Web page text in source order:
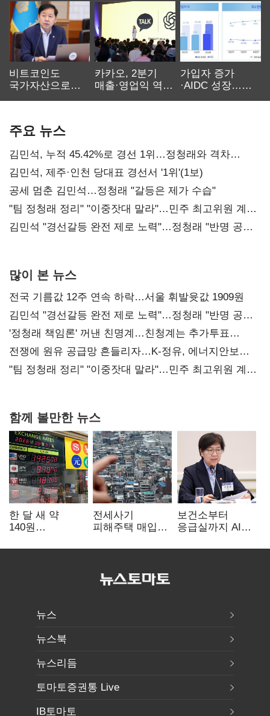
비트코인도
국가자산으로…'
카카오, 2분기
매출·영업익 역대
가입자 증가
·AIDC 성장…
주요 뉴스
김민석, 누적 45.42%로 경선 1위…정청래와 격차
0.86%p(2보)
김민석, 제주·인천 당대표 경선서 '1위'(1보)
공세 멈춘 김민석…정청래 "갈등은 제가 수습"
"팀 정청래 정리" "이중잣대 말라"…민주 최고위원 계파
다툼 격화
김민석 "경선갈등 완전 제로 노력"…정청래 "반명 공세
많이 본 뉴스
전국 기름값 12주 연속 하락…서울 휘발윳값 1909원
김민석 "경선갈등 완전 제로 노력"…정청래 "반명 공세
사과부터"
'정청래 책임론' 꺼낸 친명계…친청계는 추가투표
때리기
전쟁에 원유 공급망 흔들리자…K-정유, 에너지안보
핵심으로 재부상
"팀 정청래 정리" "이중잣대 말라"…민주 최고위원 계파
함께 볼만한 뉴스
한 달 새 약
140원
엔저'에 원화
전세사기
피해주택 매입
누적 피해자
보건소부터
응급실까지 AI
혁신 본격화
뉴스
뉴스북
뉴스리듬
토마토증권통 Live
IB토마토